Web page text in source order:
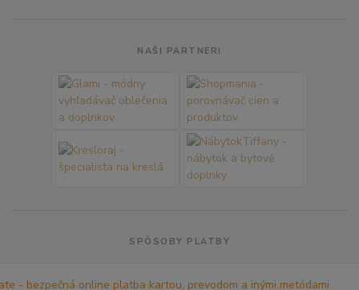
NAŠI PARTNERI
SPÔSOBY PLATBY